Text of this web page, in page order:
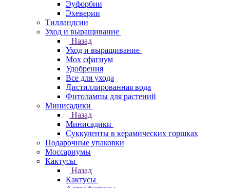
Эуфорбии
Эхеверии
Тилландсии
Уход и выращивание
Назад
Уход и выращивание
Мох сфагнум
Удобрения
Все для ухода
Дистиллированная вода
Фитолампы для растений
Минисадики
Назад
Минисадики
Суккуленты в керамических горшках
Подарочные упаковки
Моссариумы
Кактусы
Назад
Кактусы